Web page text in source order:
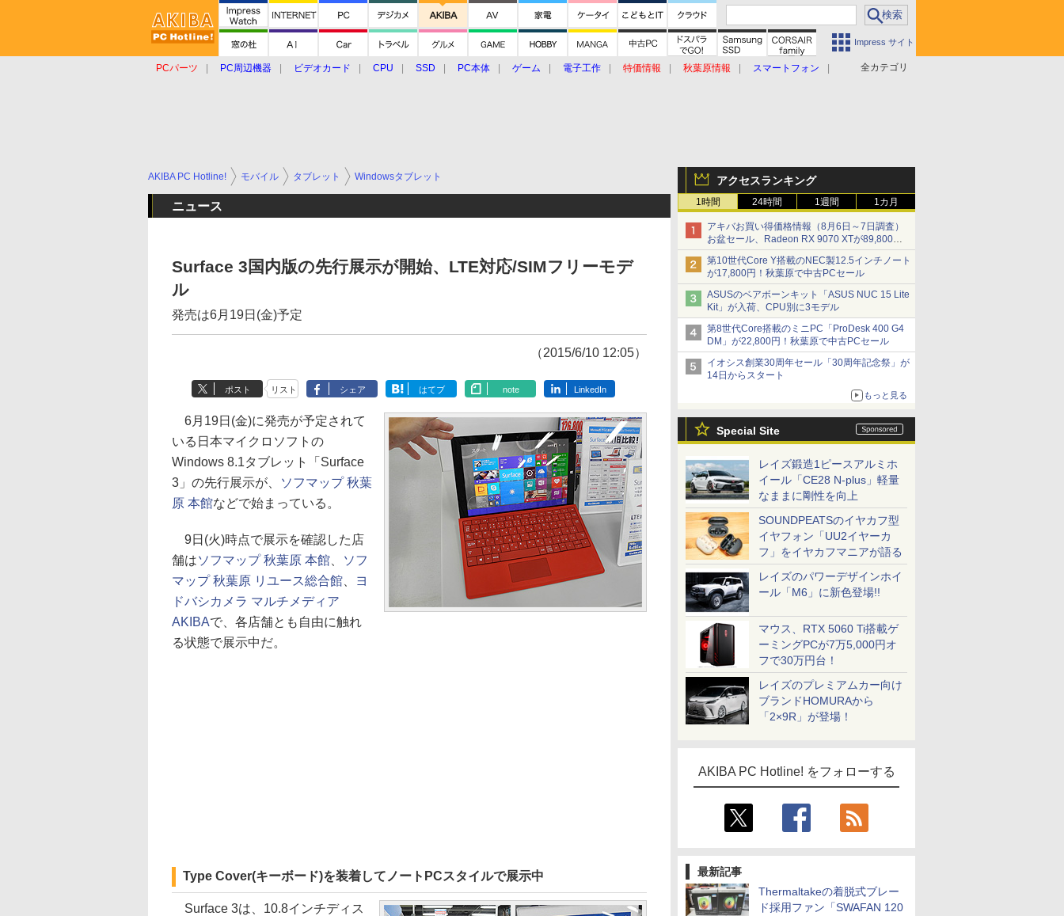
Impress サイト
全カテゴリ
PCパーツ PC周辺機器 ビデオカード CPU SSD PC本体 ゲーム 電子工作 特価情報 秋葉原情報
スマートフォン
アクセスランキング
1時間 24時間 1週間 1カ月
アキバお買い得価格情報（8月6日～7日調査）
お盆セール、Radeon RX 9070 XTが89,800
円、水平周波数24.8kHz対応の17型モニターが
9,801円、暑さ指数連動セール ほか
第10世代Core Y搭載のNEC製12.5インチノート
が17,800円！秋葉原で中古PCセール
ASUSのベアボーンキット「ASUS NUC 15 Lite
Kit」が入荷、CPU別に3モデル
第8世代Core搭載のミニPC「ProDesk 400 G4
DM」が22,800円！秋葉原で中古PCセール
イオシス創業30周年セール「30周年記念祭」が
14日からスタート
もっと見る
Special Site
レイズ鍛造1ピースアルミホ
イール「CE28 N-plus」軽量
なままに剛性を向上
SOUNDPEATSのイヤカフ型
イヤフォン「UU2イヤーカ
フ」をイヤカフマニアが語る
レイズのパワーデザインホイ
ール「M6」に新色登場!!
マウス、RTX 5060 Ti搭載ゲ
ーミングPCが7万5,000円オ
フで30万円台！
レイズのプレミアムカー向け
ブランドHOMURAから
「2×9R」が登場！
AKIBA PC Hotline! をフォローする
最新記事
Thermaltakeの着脱式ブレー
ド採用ファン「SWAFAN 120
AKIBA PC Hotline! モバイル タブレット Windowsタブレット
ニュース
Surface 3国内版の先行展示が開始、LTE対応/SIMフリーモデ
ル
発売は6月19日(金)予定
（2015/6/10 12:05）
ポスト リスト シェア はてブ note LinkedIn
6月19日(金)に発売が予定されて
いる日本マイクロソフトの
Windows 8.1タブレット「Surface
3」の先行展示が、
ソフマップ 秋葉
原 本館などで始まっている。
9日(火)時点で展示を確認した店
舗はソフマップ 秋葉原 本館
ソフ
マップ 秋葉原 リユース総合館
ヨ
ドバシカメラ マルチメディア
AKIBAで、各店舗とも自由に触れ
る状態で展示中だ。
Type Cover(キーボード)を装着してノートPCスタイルで展示中
Surface 3は、10.8インチディス